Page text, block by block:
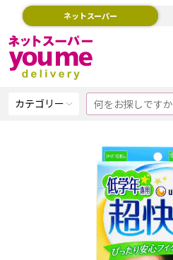
ネットスーパー
カテゴリー